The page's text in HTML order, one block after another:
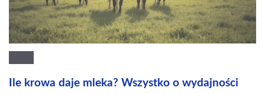
Ile krowa daje mleka? Wszystko o wydajności